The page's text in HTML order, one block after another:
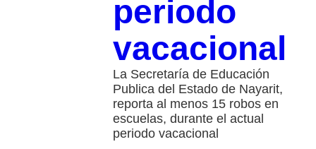
periodo
vacacional
La Secretaría de Educación
Publica del Estado de Nayarit,
reporta al menos 15 robos en
escuelas, durante el actual
periodo vacacional